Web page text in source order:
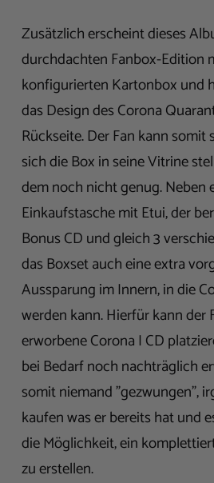
Zusätzlich erscheint dieses
durchdachten Fanbox-Edition
konfigurierten Kartonbox und
das Design des Corona
Rückseite. Der Fan kann somit
sich die Box in seine Vitrine
dem noch nicht genug. Neben
Einkaufstasche mit Etui, der
Bonus CD und gleich 3
das Boxset auch eine extra
Aussparung im Innern, in die
werden kann. Hierfür kann der
erworbene Corona I CD
bei Bedarf noch nachträglich
somit niemand "gezwungen",
kaufen was er bereits hat und
die Möglichkeit, ein
zu erstellen.